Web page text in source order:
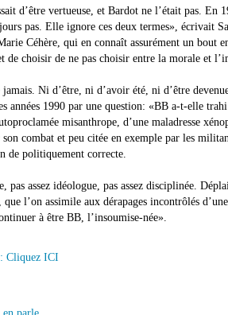
d’être vertueuse, et Bardot ne l’était pas. En
pas. Elle ignore ces deux termes», écrivait
Céhère, qui en connaît assurément un bout
de choisir de ne pas choisir entre la morale et
jamais. Ni d’être, ni d’avoir été, ni d’être
années 1990 par une question: «BB a-t-elle
misanthrope, d’une maladresse
combat et peu citée en exemple par les
de politiquement correcte.
pas assez idéologue, pas assez disciplinée.
l’on assimile aux dérapages incontrôlés
à être BB, l’insoumise-née».
Cliquez ICI